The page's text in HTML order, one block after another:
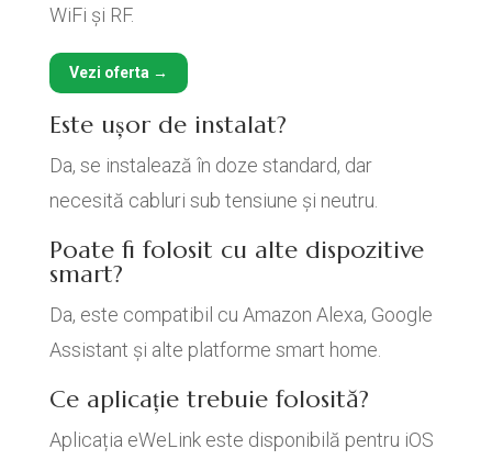
WiFi și RF.
Vezi oferta →
Este ușor de instalat?
Da, se instalează în doze standard, dar
necesită cabluri sub tensiune și neutru.
Poate fi folosit cu alte dispozitive
smart?
Da, este compatibil cu Amazon Alexa, Google
Assistant și alte platforme smart home.
Ce aplicație trebuie folosită?
Aplicația eWeLink este disponibilă pentru iOS